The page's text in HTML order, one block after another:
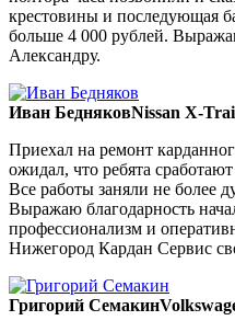
крестовины и последующая
больше 4 000 рублей.
Александру.
Иван БедняковNissan X-
Приехал на ремонт
ожидал, что ребята
Все работы заняли не более
Выражаю благодарность
профессионализм и
Нижегород Кардан Сервис
Григорий Семакин